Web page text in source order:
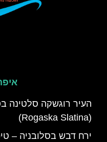
העיר רוגשקה סלטינה
(Rogaska Slatina)
ירח דבש בסלובניה –